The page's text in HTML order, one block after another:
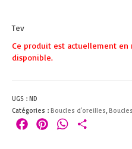
Tev
Ce produit est actuellement
disponible.
UGS : ND
Catégories : Boucles d'oreilles,
FacebookPinterestWhatsApp